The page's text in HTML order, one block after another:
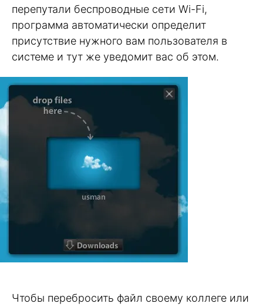
перепутали беспроводные сети Wi-Fi,
программа автоматически определит
присутствие нужного вам пользователя в
системе и тут же уведомит вас об этом.
Чтобы перебросить файл своему коллеге или